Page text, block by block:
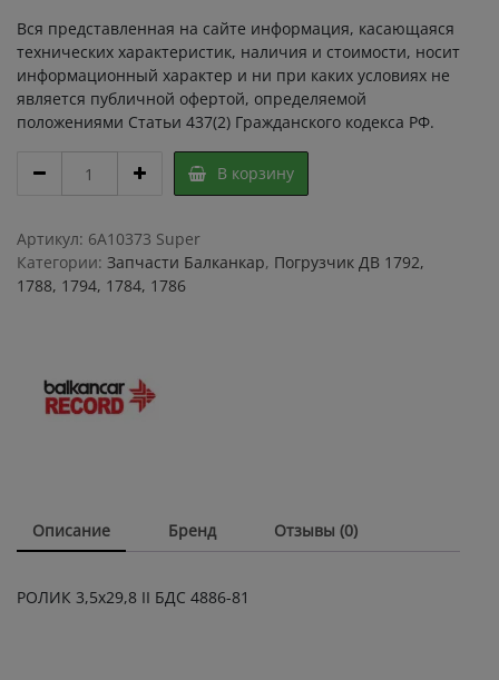
Вся представленная на сайте информация, касающаяся
технических характеристик, наличия и стоимости, носит
информационный характер и ни при каких условиях не
является публичной офертой, определяемой
положениями Статьи 437(2) Гражданского кодекса РФ.
3,5х29,8
БДС
4886-
81на
В корзину
Артикул: 6A10373 Super
Категории: Запчасти Балканкар, Погрузчик ДВ 1792,
1788, 1794, 1784, 1786
Описание Бренд Отзывы (0)
РОЛИК 3,5х29,8 II БДС 4886-81